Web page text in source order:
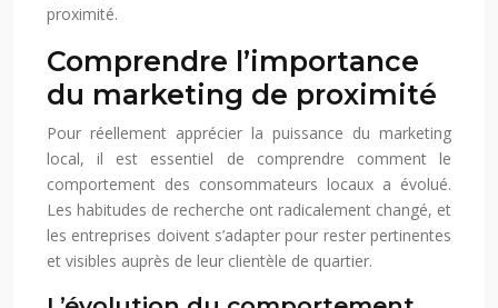
proximité.
Comprendre l’importance
du marketing de proximité
Pour réellement apprécier la puissance du marketing
local, il est essentiel de comprendre comment le
comportement des consommateurs locaux a évolué.
Les habitudes de recherche ont radicalement changé, et
les entreprises doivent s’adapter pour rester pertinentes
et visibles auprès de leur clientèle de quartier.